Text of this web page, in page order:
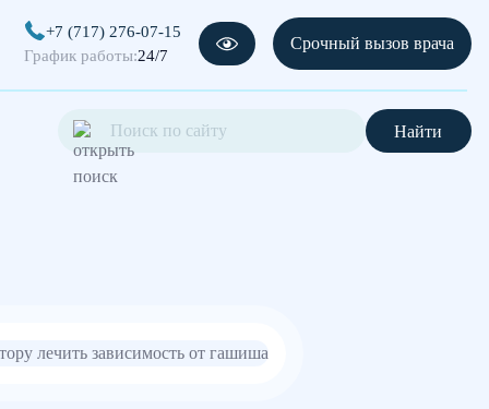
+7 (717) 276-07-15
График работы:24/7
Срочный вызов врача
Найти